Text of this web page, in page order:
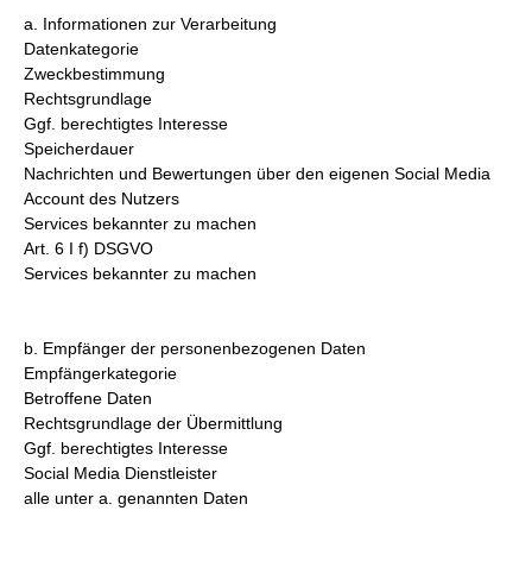
a. Informationen zur Verarbeitung
Datenkategorie
Zweckbestimmung
Rechtsgrundlage
Ggf. berechtigtes Interesse
Speicherdauer
Nachrichten und Bewertungen über den eigenen Social Media
Account des Nutzers
Services bekannter zu machen
Art. 6 I f) DSGVO
Services bekannter zu machen
b. Empfänger der personenbezogenen Daten
Empfängerkategorie
Betroffene Daten
Rechtsgrundlage der Übermittlung
Ggf. berechtigtes Interesse
Social Media Dienstleister
alle unter a. genannten Daten